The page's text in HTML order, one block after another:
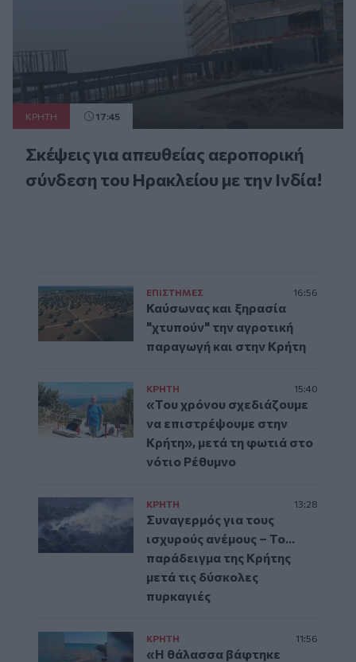
ΚΡΗΤΗ 17:45
Σκέψεις για απευθείας αεροπορική
σύνδεση του Ηρακλείου με την Ινδία!
ΕΠΙΣΤΗΜΕΣ 16:56
Καύσωνας και ξηρασία
"χτυπούν" την αγροτική
παραγωγή και στην Κρήτη
ΚΡΗΤΗ 15:40
«Του χρόνου σχεδιάζουμε
να επιστρέψουμε στην
Κρήτη», μετά τη φωτιά στο
νότιο Ρέθυμνο
ΚΡΗΤΗ 13:28
Συναγερμός για τους
ισχυρούς ανέμους – Το...
παράδειγμα της Κρήτης
μετά τις δύσκολες
πυρκαγιές
ΚΡΗΤΗ 11:56
«Η θάλασσα βάφτηκε